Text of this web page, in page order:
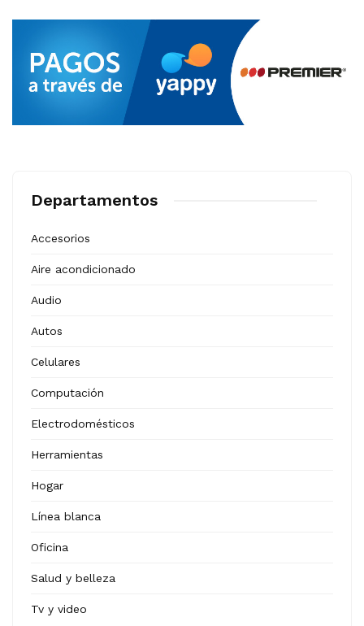
Departamentos
Accesorios
Aire acondicionado
Audio
Autos
Celulares
Computación
Electrodomésticos
Herramientas
Hogar
Línea blanca
Oficina
Salud y belleza
Tv y video